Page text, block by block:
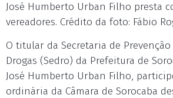
José Humberto Urban Filho presta
vereadores. Crédito da foto: Fábio
O titular da Secretaria de Prevenção
Drogas (Sedro) da Prefeitura de
José Humberto Urban Filho,
ordinária da Câmara de Sorocaba